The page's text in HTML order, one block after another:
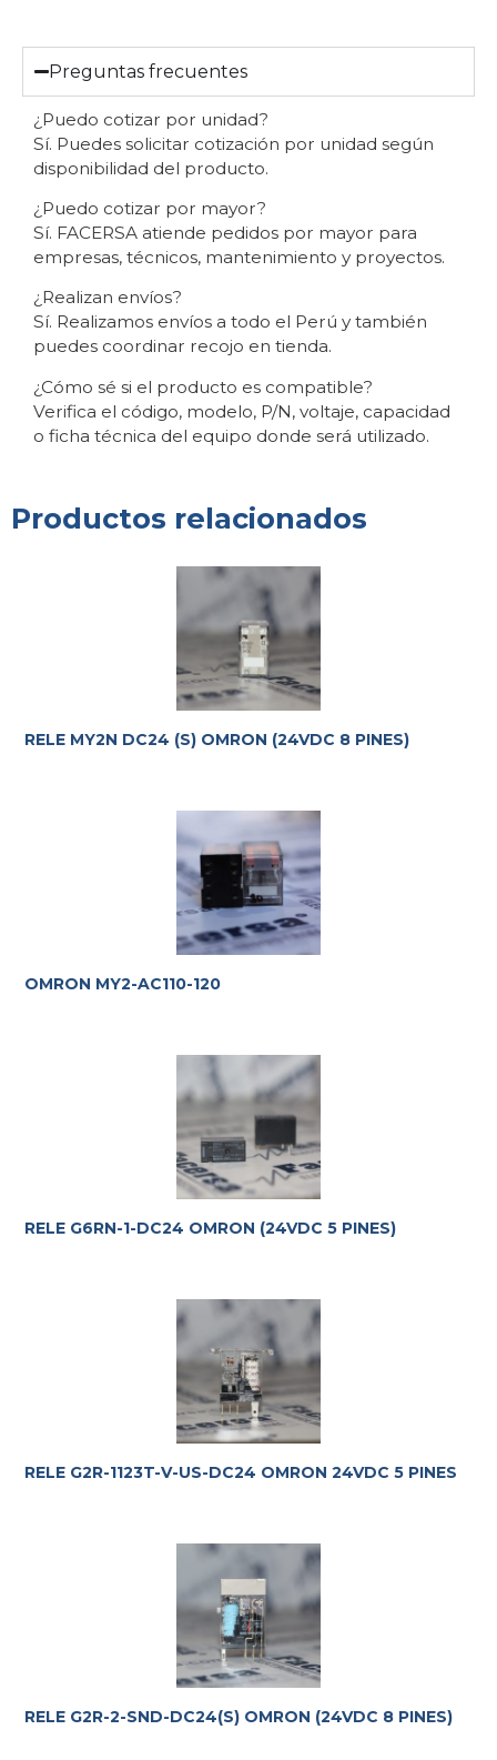
Preguntas frecuentes
¿Puedo cotizar por unidad?
Sí. Puedes solicitar cotización por unidad según
disponibilidad del producto.
¿Puedo cotizar por mayor?
Sí. FACERSA atiende pedidos por mayor para
empresas, técnicos, mantenimiento y proyectos.
¿Realizan envíos?
Sí. Realizamos envíos a todo el Perú y también
puedes coordinar recojo en tienda.
¿Cómo sé si el producto es compatible?
Verifica el código, modelo, P/N, voltaje, capacidad
o ficha técnica del equipo donde será utilizado.
Productos relacionados
RELE MY2N DC24 (S) OMRON (24VDC 8 PINES)
OMRON MY2-AC110-120
RELE G6RN-1-DC24 OMRON (24VDC 5 PINES)
RELE G2R-1123T-V-US-DC24 OMRON 24VDC 5 PINES
RELE G2R-2-SND-DC24(S) OMRON (24VDC 8 PINES)